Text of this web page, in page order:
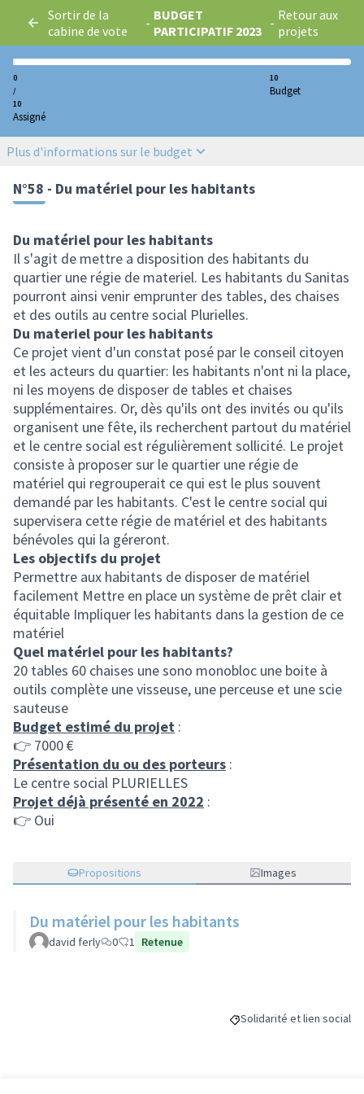
Sortir de la
cabine de vote
- BUDGET
PARTICIPATIF 2023 - Retour aux
projets
0
/
10
Assigné
10
Budget
Plus d'informations sur le budget
N°58 - Du matériel pour les habitants
Du matériel pour les habitants
Il s'agit de mettre a disposition des habitants du
quartier une régie de materiel. Les habitants du Sanitas
pourront ainsi venir emprunter des tables, des chaises
et des outils au centre social Plurielles.
Du materiel pour les habitants
Ce projet vient d'un constat posé par le conseil citoyen
et les acteurs du quartier: les habitants n'ont ni la place,
ni les moyens de disposer de tables et chaises
supplémentaires. Or, dès qu'ils ont des invités ou qu'ils
organisent une fête, ils recherchent partout du matériel
et le centre social est régulièrement sollicité. Le projet
consiste à proposer sur le quartier une régie de
matériel qui regrouperait ce qui est le plus souvent
demandé par les habitants. C'est le centre social qui
supervisera cette régie de matériel et des habitants
bénévoles qui la géreront.
Les objectifs du projet
Permettre aux habitants de disposer de matériel
facilement Mettre en place un système de prêt clair et
équitable Impliquer les habitants dans la gestion de ce
matériel
Quel matériel pour les habitants?
20 tables 60 chaises une sono monobloc une boite à
outils complète une visseuse, une perceuse et une scie
sauteuse
Budget estimé du projet :
👉 7000 €
Présentation du ou des porteurs :
Le centre social PLURIELLES
Projet déjà présenté en 2022 :
👉 Oui
Propositions Images
Du matériel pour les habitants
david ferly 0 1 Retenue
Filtrer les résultats de la
Solidarité et lien social